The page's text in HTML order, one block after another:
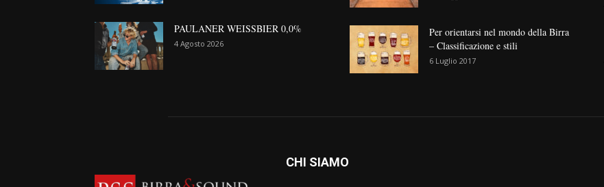
PAULANER WEISSBIER 0,0%
4 Agosto 2026
Per orientarsi nel mondo della Birra
– Classificazione e stili
6 Luglio 2017
CHI SIAMO